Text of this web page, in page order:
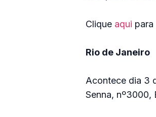
Clique aqui para
Rio de Janeiro
Acontece dia 3
Senna, nº3000,